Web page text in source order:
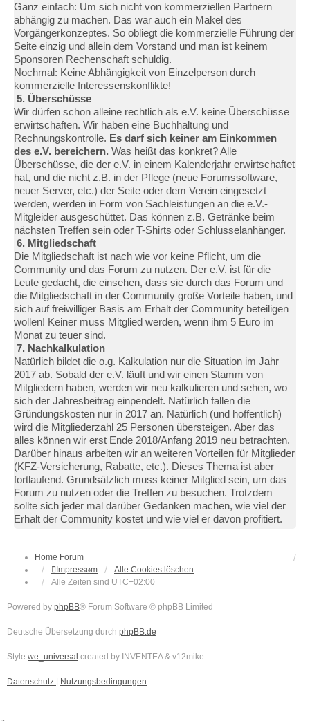
Ganz einfach: Um sich nicht von kommerziellen Partnern
abhängig zu machen. Das war auch ein Makel des
Vorgängerkonzeptes. So obliegt die kommerzielle Führung der
Seite einzig und allein dem Vorstand und man ist keinem
Sponsoren Rechenschaft schuldig.
Nochmal: Keine Abhängigkeit von Einzelperson durch
kommerzielle Interessenskonflikte!
5. Überschüsse
Wir dürfen schon alleine rechtlich als e.V. keine Überschüsse
erwirtschaften. Wir haben eine Buchhaltung und
Rechnungskontrolle. Es darf sich keiner am Einkommen
des e.V. bereichern. Was heißt das konkret? Alle
Überschüsse, die der e.V. in einem Kalenderjahr erwirtschaftet
hat, und die nicht z.B. in der Pflege (neue Forumssoftware,
neuer Server, etc.) der Seite oder dem Verein eingesetzt
werden, werden in Form von Sachleistungen an die e.V.-
Mitgleider ausgeschüttet. Das können z.B. Getränke beim
nächsten Treffen sein oder T-Shirts oder Schlüsselanhänger.
6. Mitgliedschaft
Die Mitgliedschaft ist nach wie vor keine Pflicht, um die
Community und das Forum zu nutzen. Der e.V. ist für die
Leute gedacht, die einsehen, dass sie durch das Forum und
die Mitgliedschaft in der Community große Vorteile haben, und
sich auf freiwilliger Basis am Erhalt der Community beteiligen
wollen! Keiner muss Mitglied werden, wenn ihm 5 Euro im
Monat zu teuer sind.
7. Nachkalkulation
Natürlich bildet die o.g. Kalkulation nur die Situation im Jahr
2017 ab. Sobald der e.V. läuft und wir einen Stamm von
Mitgliedern haben, werden wir neu kalkulieren und sehen, wo
sich der Jahresbeitrag einpendelt. Natürlich fallen die
Gründungskosten nur in 2017 an. Natürlich (und hoffentlich)
wird die Mitgliederzahl 25 Personen übersteigen. Aber das
alles können wir erst Ende 2018/Anfang 2019 neu betrachten.
Darüber hinaus arbeiten wir an weiteren Vorteilen für Mitglieder
(KFZ-Versicherung, Rabatte, etc.). Dieses Thema ist aber
fortlaufend. Grundsätzlich muss keiner Mitglied sein, um das
Forum zu nutzen oder die Treffen zu besuchen. Trotzdem
sollte sich jeder mal darüber Gedanken machen, wie viel der
Erhalt der Community kostet und wie viel er davon profitiert.
Home Forum
Impressum
Alle Cookies löschen
Alle Zeiten sind UTC+02:00
Powered by phpBB® Forum Software © phpBB Limited
Deutsche Übersetzung durch phpBB.de
Style we_universal created by INVENTEA & v12mike
Datenschutz Nutzungsbedingungen